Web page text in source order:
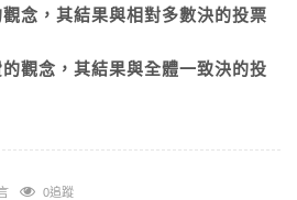
念，其結果與相對多數決的投票
觀念，其結果與全體一致決的投
0追蹤